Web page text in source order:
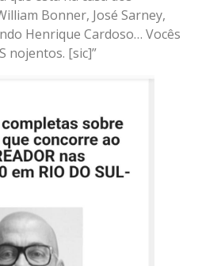
Bonner, José Sarney,
Henrique Cardoso… Vocês
nojentos. [sic]”